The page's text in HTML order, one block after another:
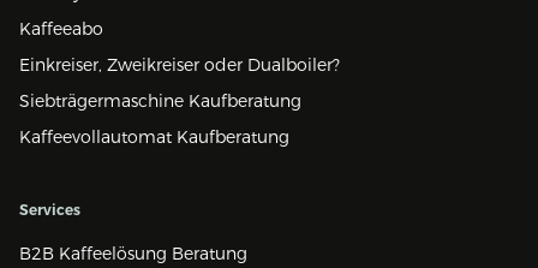
Kaffeeabo
Einkreiser, Zweikreiser oder Dualboiler?
Siebträgermaschine Kaufberatung
Kaffeevollautomat Kaufberatung
Services
B2B Kaffeelösung Beratung